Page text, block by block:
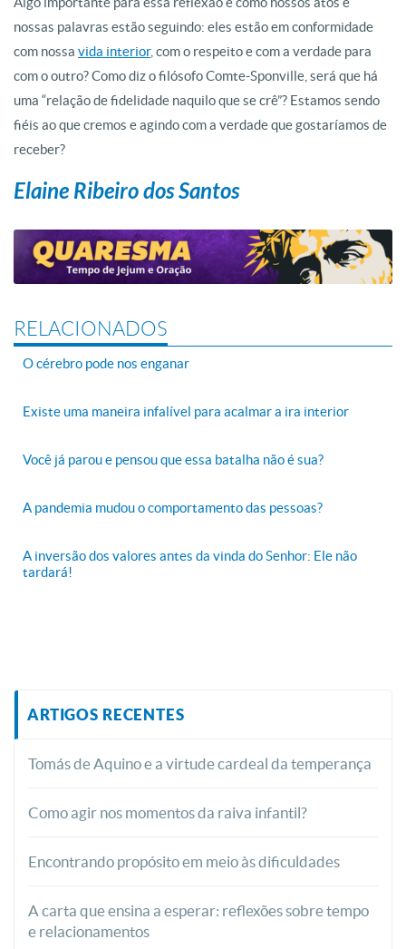
nossas palavras estãoseguindo: eles estãoem conformidade
com nossa vida interior, como respeito e com a verdade para
comooutro? Como dizofilósofo Comte-Sponville, será que há
uma “relaçãode fidelidade naquilo que se crê”? Estamos sendo
fiéis ao que cremos e agindo com a verdadeque gostaríamos de
receber?
Elaine Ribeiro dos Santos
RELACIONADOS
O cérebro pode nos enganar
Existe uma maneira infalível para acalmar a ira interior
Você já parou e pensou que essa batalha não é sua?
A pandemia mudou o comportamento das pessoas?
A inversão dos valores antes da vinda do Senhor: Ele não
tardará!
ARTIGOS RECENTES
Tomás de Aquino e a virtude cardeal da temperança
Como agir nos momentos da raiva infantil?
Encontrando propósito em meio às dificuldades
A carta que ensina a esperar: reflexões sobre tempo
e relacionamentos